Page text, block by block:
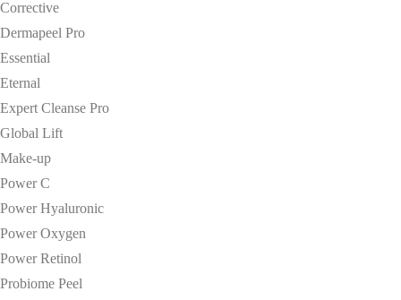
Corrective
Dermapeel Pro
Essential
Eternal
Expert Cleanse Pro
Global Lift
Make-up
Power C
Power Hyaluronic
Power Oxygen
Power Retinol
Probiome Peel